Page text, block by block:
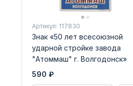
Артикул: 117830
Знак «50 лет всесоюзной
ударной стройке завода
"Атоммаш" г. Волгодонск»
590 ₽